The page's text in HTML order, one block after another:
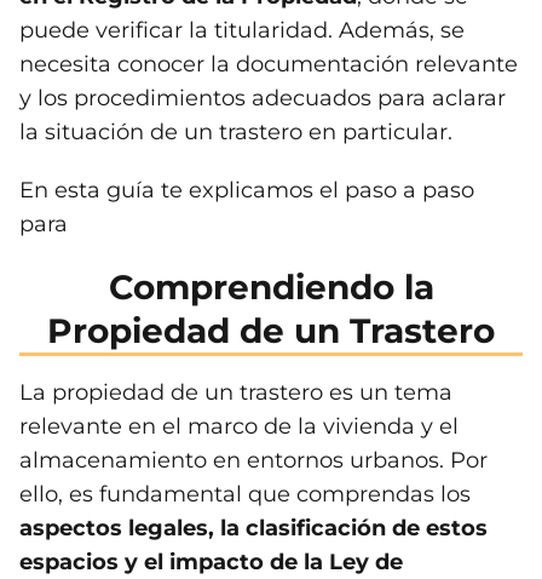
puede verificar la titularidad. Además, se
necesita conocer la documentación relevante
y los procedimientos adecuados para aclarar
la situación de un trastero en particular.
En esta guía te explicamos el paso a paso
para
Comprendiendo la
Propiedad de un Trastero
La propiedad de un trastero es un tema
relevante en el marco de la vivienda y el
almacenamiento en entornos urbanos. Por
ello, es fundamental que comprendas los
aspectos legales, la clasificación de estos
espacios y el impacto de la Ley de